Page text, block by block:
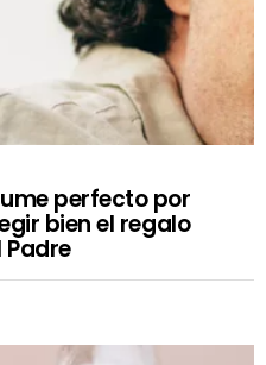
perfecto por
bien el regalo